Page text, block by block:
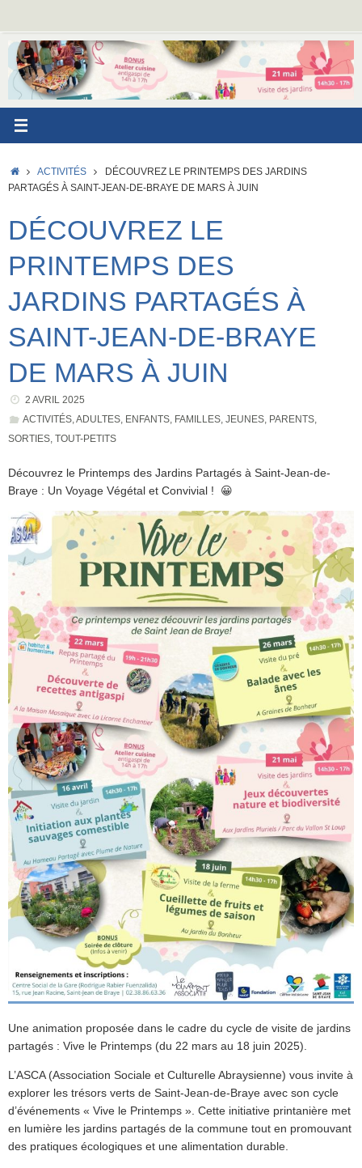
contenu
ACCUEIL
ACTIVITÉS
DÉCOUVREZ LE PRINTEMPS DES JARDINS
PARTAGÉS À SAINT-JEAN-DE-BRAYE DE MARS À JUIN
DÉCOUVREZ LE
PRINTEMPS DES
JARDINS PARTAGÉS À
SAINT-JEAN-DE-BRAYE
DE MARS À JUIN
2 AVRIL 2025
ACTIVITÉS, ADULTES, ENFANTS, FAMILLES, JEUNES, PARENTS,
SORTIES TOUT-PETITS
Découvrez le Printemps des Jardins Partagés à Saint-Jean-de-
Braye : Un Voyage Végétal et Convivial ! 😀
Une animation proposée dans le cadre du cycle de visite de jardins
partagés : Vive le Printemps (du 22 mars au 18 juin 2025).
L’ASCA (Association Sociale et Culturelle Abraysienne) vous invite à
explorer les trésors verts de Saint-Jean-de-Braye avec son cycle
d’événements « Vive le Printemps ». Cette initiative printanière met
en lumière les jardins partagés de la commune tout en promouvant
des pratiques écologiques et une alimentation durable.